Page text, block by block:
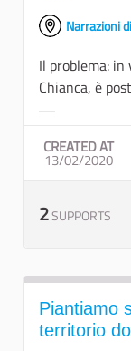
Narrazioni
Il problema:
Chianca, è
CREATED AT
13/02/2020
2SUPPORTS
Piantiamo
territorio